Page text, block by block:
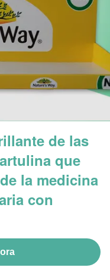
de las
que
la medicina
con